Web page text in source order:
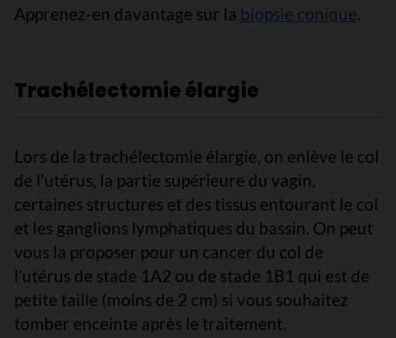
Apprenez-en davantage sur la biopsie conique.
Trachélectomie élargie
Lors de la trachélectomie élargie, on enlève le col
de l'utérus, la partie supérieure du vagin,
certaines structures et des tissus entourant le col
et les ganglions lymphatiques du bassin. On peut
vous la proposer pour un cancer du col de
l’utérus de stade 1A2 ou de stade 1B1 qui est de
petite taille (moins de 2 cm) si vous souhaitez
tomber enceinte après le traitement.